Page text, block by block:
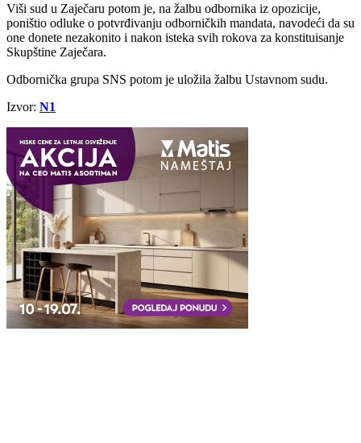
Viši sud u Zaječaru potom je, na žalbu odbornika iz opozicije,
poništio odluke o potvrđivanju odborničkih mandata, navodeći da su
one donete nezakonito i nakon isteka svih rokova za konstituisanje
Skupštine Zaječara.
Odbornička grupa SNS potom je uložila žalbu Ustavnom sudu.
Izvor: N1